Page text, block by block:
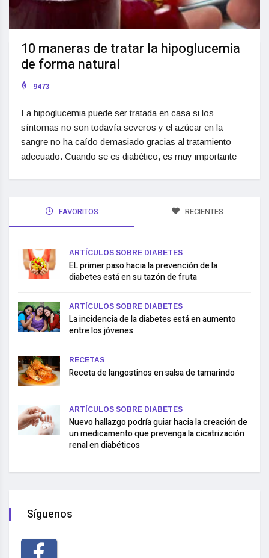
10 maneras de tratar la hipoglucemia
de forma natural
9473
La hipoglucemia puede ser tratada en casa si los
síntomas no son todavía severos y el azúcar en la
sangre no ha caído demasiado gracias al tratamiento
adecuado. Cuando se es diabético, es muy importante
FAVORITOS RECIENTES
ARTÍCULOS SOBRE DIABETES
EL primer paso hacia la prevención de la
diabetes está en su tazón de fruta
ARTÍCULOS SOBRE DIABETES
La incidencia de la diabetes está en aumento
entre los jóvenes
RECETAS
Receta de langostinos en salsa de tamarindo
ARTÍCULOS SOBRE DIABETES
Nuevo hallazgo podría guiar hacia la creación de
un medicamento que prevenga la cicatrización
renal en diabéticos
Síguenos